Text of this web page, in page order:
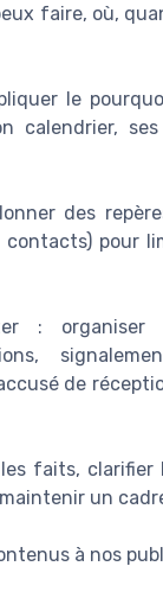
faire, où,
le
calendrier,
des
pour
: organiser
de
faits, clarifier
un
à nos